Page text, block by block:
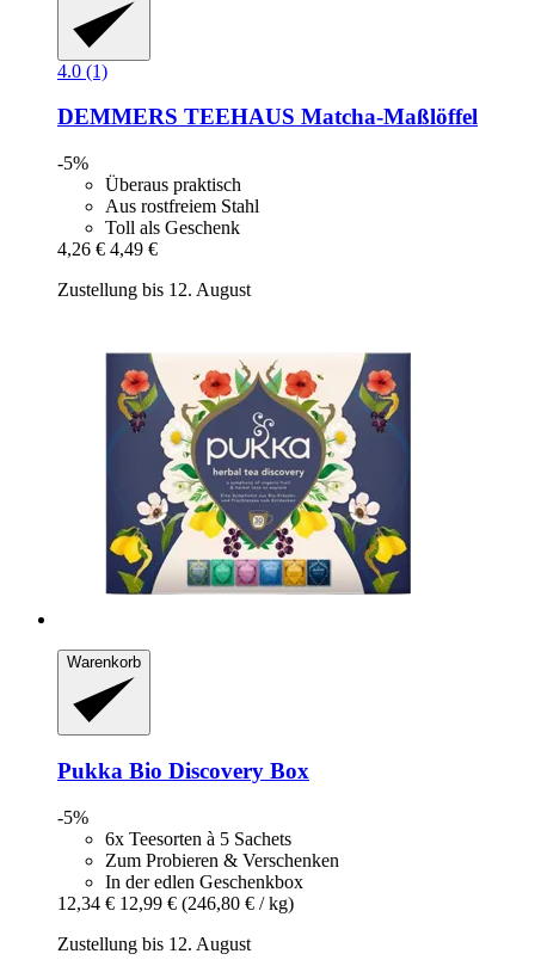
4.0 (1)
DEMMERS TEEHAUS Matcha-​Maßlöffel
-5%
Überaus praktisch
Aus rostfreiem Stahl
Toll als Geschenk
4,26 € 4,49 €
Zustellung bis 12. August
Warenkorb
Pukka Bio Discovery Box
-5%
6x Teesorten à 5 Sachets
Zum Probieren & Verschenken
In der edlen Geschenkbox
12,34 € 12,99 € (246,80 € / kg)
Zustellung bis 12. August